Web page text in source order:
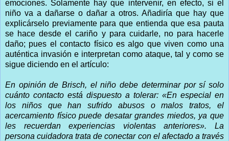
emociones. Solamente hay que intervenir, en efecto, si el
niño va a dañarse o dañar a otros. Añadiría que hay que
explicárselo previamente para que entienda que esa pauta
se hace desde el cariño y para cuidarle, no para hacerle
daño; pues el contacto físico es algo que viven como una
auténtica invasión e interpretan como ataque, tal y como se
sigue diciendo en el artículo:
En opinión de Brisch, el niño debe determinar por sí solo
cuánto contacto está dispuesto a tolerar: «En especial en
los niños que han sufrido abusos o malos tratos, el
acercamiento físico puede desatar grandes miedos, ya que
les recuerdan experiencias violentas anteriores». La
persona cuidadora trata de conectar con el afectado a través